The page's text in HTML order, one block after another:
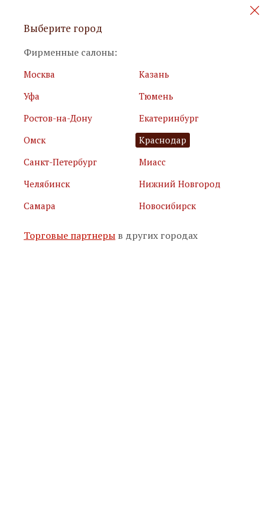
Персональные акции и новинки
Я принимаю
условия использования сайта
Я соглашаюсь сполитикой обработки персональных
Подписаться
Выберите город
Фирменные салоны:
Москва
Казань
Уфа
Тюмень
Ростов-на-Дону
Екатеринбург
Омск
Краснодар
Санкт-Петербург
Миасс
Челябинск
Нижний Новгород
Самара
Новосибирск
Торговые партнеры в других городах